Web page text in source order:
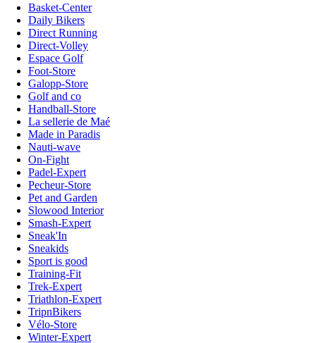
Basket-Center
Daily Bikers
Direct Running
Direct-Volley
Espace Golf
Foot-Store
Galopp-Store
Golf and co
Handball-Store
La sellerie de Maé
Made in Paradis
Nauti-wave
On-Fight
Padel-Expert
Pecheur-Store
Pet and Garden
Slowood Interior
Smash-Expert
Sneak'In
Sneakids
Sport is good
Training-Fit
Trek-Expert
Triathlon-Expert
TripnBikers
Vélo-Store
Winter-Expert